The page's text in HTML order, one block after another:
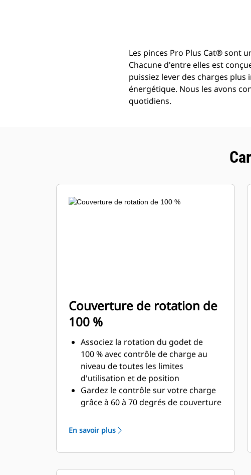
Les pinces Pro Plus Cat® sont
Chacune d'entre elles est
puissiez lever des charges
énergétique. Nous les avons
quotidiens.
Couverture de rotation de
100 %
Associez la rotation du godet de
100 % avec contrôle de charge au
niveau de toutes les limites
d'utilisation et de position
Gardez le contrôle sur votre charge
grâce à 60 à 70 degrés de couverture
Pro
Réalisez des travaux au-dessous du
niveau du sol, des travaux verticaux
En savoir plus